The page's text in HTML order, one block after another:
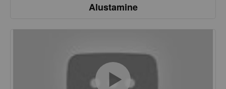
Alustamine